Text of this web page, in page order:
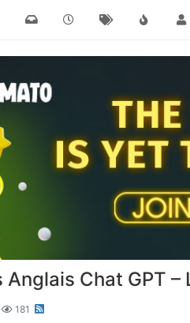
Chat GPT
181